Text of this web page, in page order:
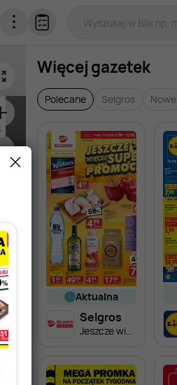
Więcej gazetek
Polecane Selgros Nowe
aktualna
Selgros
Jeszcze więcej super promocji!